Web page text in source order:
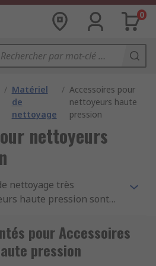
0
/ Matériel
de
nettoyage
/ Accessoires pour
nettoyeurs haute
pression
nettoyeurs
nettoyage très
haute pression sont
sur une cible
haute pression sont
la saleté lourde et
pour Accessoires
pression